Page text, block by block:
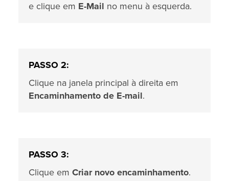
e clique em E-Mail no menu à esquerda.
PASSO 2:
Clique na janela principal à direita em
Encaminhamento de E-mail.
PASSO 3:
Clique em Criar novo encaminhamento.